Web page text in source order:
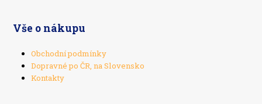
Vše o nákupu
Obchodní podmínky
Dopravné po ČR, na Slovensko
Kontakty